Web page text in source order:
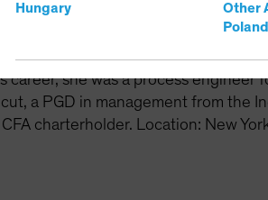
Hungary
Other
Poland
on the Small and Mid Cap
at Amazon, where she led
associate at J.P. Morgan,
career, she was a process
a PGD in management from
charterholder. Location: New